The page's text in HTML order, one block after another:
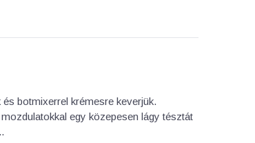
botmixerrel krémesre keverjük.
egy közepesen lágy tésztát